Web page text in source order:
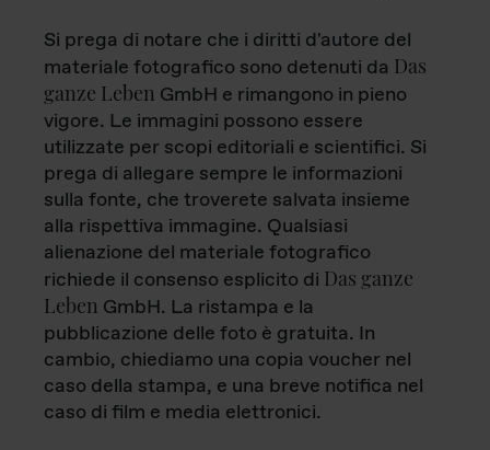
Si prega di notare che i diritti d'autore del
materiale fotografico sono detenuti da Das
ganze Leben GmbH e rimangono in pieno
vigore. Le immagini possono essere
utilizzate per scopi editoriali e scientifici. Si
prega di allegare sempre le informazioni
sulla fonte, che troverete salvata insieme
alla rispettiva immagine. Qualsiasi
alienazione del materiale fotografico
richiede il consenso esplicito di Das ganze
Leben GmbH. La ristampa e la
pubblicazione delle foto è gratuita. In
cambio, chiediamo una copia voucher nel
caso della stampa, e una breve notifica nel
caso di film e media elettronici.